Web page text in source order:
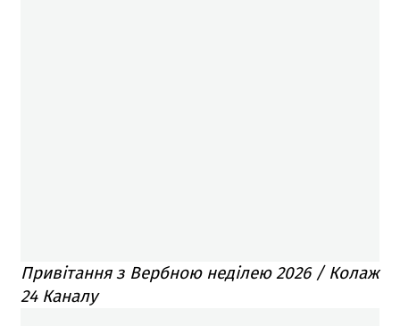
Привітання з Вербною неділею 2026 / Колаж
24 Каналу